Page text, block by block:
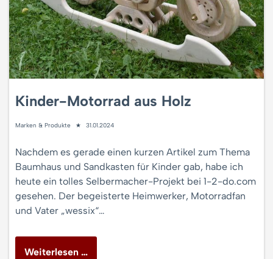
Kinder-Motorrad aus Holz
Marken & Produkte 31.01.2024
Nachdem es gerade einen kurzen Artikel zum Thema
Baumhaus und Sandkasten für Kinder gab, habe ich
heute ein tolles Selbermacher-Projekt bei 1-2-do.com
gesehen. Der begeisterte Heimwerker, Motorradfan
und Vater „wessix“…
Weiterlesen …